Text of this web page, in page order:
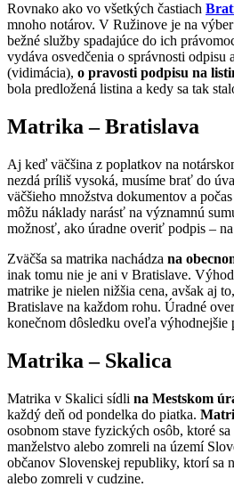
Rovnako ako vo všetkých častiach
mnoho notárov. V Ružinove je na
bežné služby spadajúce do ich
vydáva osvedčenia o správnosti
(vidimácia), o pravosti podpisu na
bola predložená listina a kedy sa tak
Matrika – Bratislava
Aj keď väčšina z poplatkov na
nezdá príliš vysoká, musíme brať do
väčšieho množstva dokumentov a
môžu náklady narásť na významnú
možnosť, ako úradne overiť podpis –
Zväčša sa matrika nachádza na
inak tomu nie je ani v Bratislave.
matrike je nielen nižšia cena, avšak aj
Bratislave na každom rohu. Úradné
konečnom dôsledku oveľa výhodnejšie
Matrika – Skalica
Matrika v Skalici sídli na Mestskom
každý deň od pondelka do piatka.
osobnom stave fyzických osôb, ktoré
manželstvo alebo zomreli na území
občanov Slovenskej republiky, ktorí sa
alebo zomreli v cudzine.